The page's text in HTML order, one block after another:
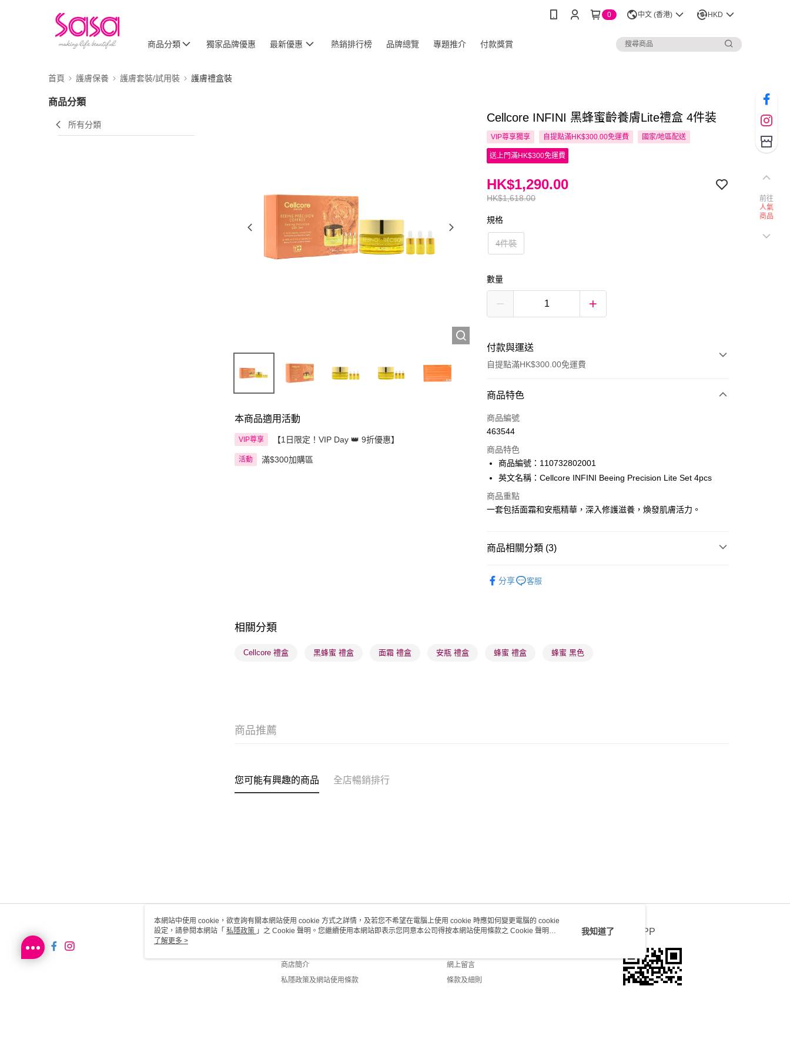
0 中文 (香港) HKD
商品分類 獨家品牌優惠 最新優惠 熱銷排行榜 品牌總覽 專題推介 付款獎賞
首頁 護膚保養 護膚套裝/試用裝 護膚禮盒裝
商品分類
所有分類
本商品適用活動
VIP尊享 【1日限定！VIP Day 👑 9折優惠】
活動 滿$300加購區
Cellcore INFINI 黑蜂蜜齡養膚Lite禮盒 4件装
VIP尊享獨享 自提點滿HK$300.00免運費 國家/地區配送
送上門滿HK$300免運費
HK$1,618.00
HK$1,290.00
規格
4件裝
數量
付款與運送
自提點滿HK$300.00免運費
付款方式
信用卡
AlipayHK
PayMe
WeChat Pay
順豐自助櫃 - 確認發貨後1-3個工作天送達
商品特色
商品編號
463544
商品特色
商品編號：110732802001
英文名稱：Cellcore INFINI Beeing Precision Lite Set 4pcs
商品重點
一套包括面霜和安瓶精華，深入修護滋養，煥發肌膚活力。
商品相關分類 (3)
分享 客服
相關分類
Cellcore 禮盒 黑蜂蜜 禮盒 面霜 禮盒 安瓶 禮盒 蜂蜜 禮盒 蜂蜜 黑色
商品推薦
您可能有興趣的商品 全店暢銷排行
關於我們
商店簡介
私隱政策及網站使用條款
客戶服務
網上留言
條款及細則
官方APP
前往
人氣
商品
本網站中使用 cookie，欲查詢有關本網站使用 cookie 方式之詳情，及若您不希望在電腦上使用 cookie 時應如何變更電腦的 cookie
設定，請參閱本網站「 私隱政策 」之 Cookie 聲明。您繼續使用本網站即表示您同意本公司得按本網站使用條款之 Cookie 聲明使
用 cookie。
了解更多 >
我知道了